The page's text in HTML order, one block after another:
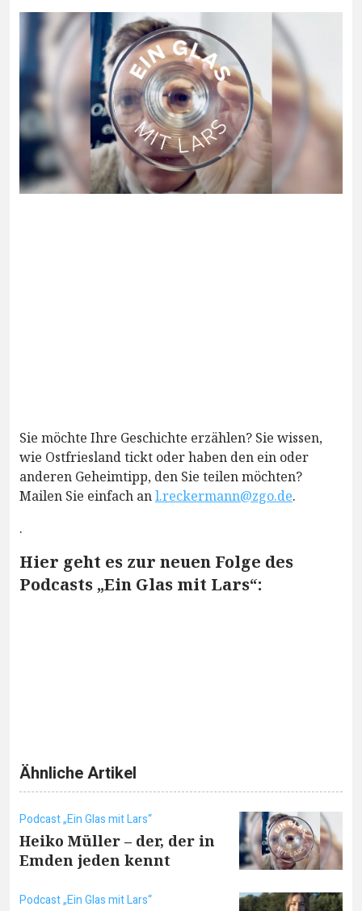
Sie möchte Ihre Geschichte erzählen? Sie wissen,
wie Ostfriesland tickt oder haben den ein oder
anderen Geheimtipp, den Sie teilen möchten?
Mailen Sie einfach anl.reckermann@zgo.de.
.
Hier geht es zur neuen Folge des
Podcasts „Ein Glas mit Lars“:
Ähnliche Artikel
Podcast „Ein Glas mit Lars“
Heiko Müller – der, der in
Emden jeden kennt
Podcast „Ein Glas mit Lars“